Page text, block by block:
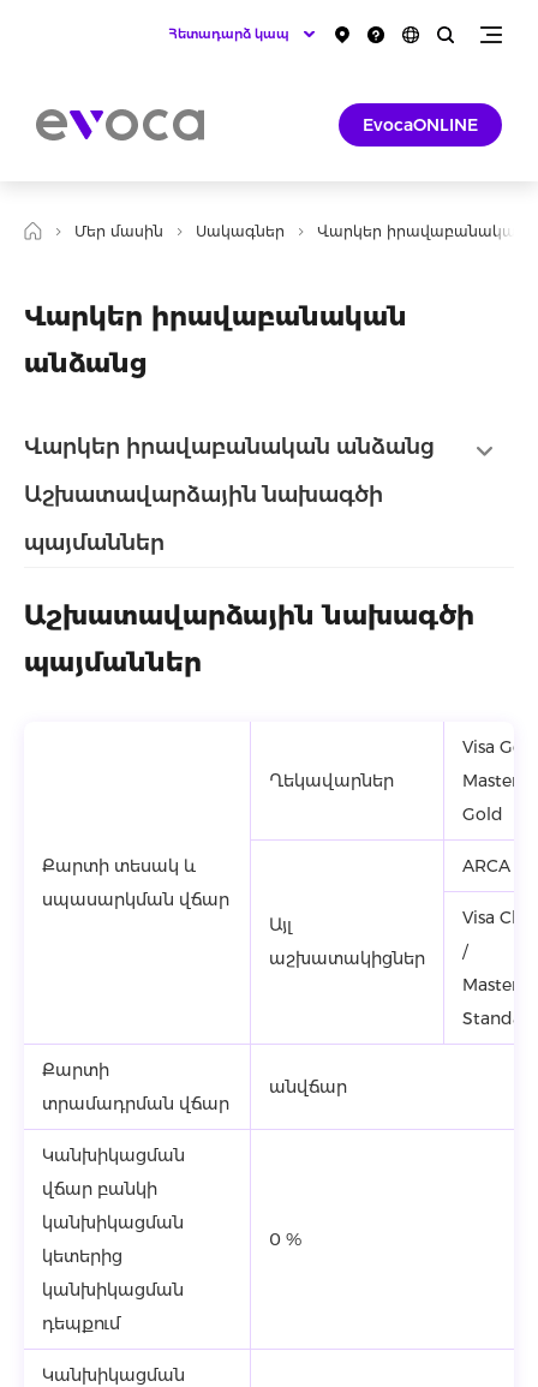
Հետադարձ կապ
EvocaONLINE
Մեր մասին Սակագներ Վարկեր իրավաբանական
Վարկեր իրավաբանական
անձանց
Վարկեր իրավաբանական անձանց
Աշխատավարձային նախագծի
պայմաններ
Աշխատավարձային նախագծի
պայմաններ
Քարտի տեսակ և
սպասարկման վճար
Ղեկավարներ
Visa
Gold
Այլ
աշխատակիցներ
ARCA
Visa
/
Standart
Քարտի
տրամադրման վճար
անվճար
Կանխիկացման
վճար բանկի
կանխիկացման
կետերից
կանխիկացման
դեպքում
0 %
Կանխիկացման